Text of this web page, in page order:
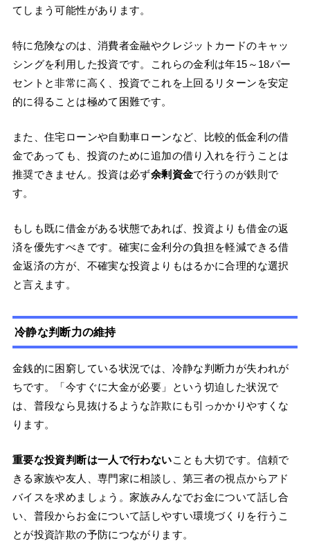
てしまう可能性があります。
特に危険なのは、消費者金融やクレジットカードのキャッ
シングを利用した投資です。これらの金利は年15～18パー
セントと非常に高く、投資でこれを上回るリターンを安定
的に得ることは極めて困難です。
また、住宅ローンや自動車ローンなど、比較的低金利の借
金であっても、投資のために追加の借り入れを行うことは
推奨できません。投資は必ず余剰資金で行うのが鉄則で
す。
もしも既に借金がある状態であれば、投資よりも借金の返
済を優先すべきです。確実に金利分の負担を軽減できる借
金返済の方が、不確実な投資よりもはるかに合理的な選択
と言えます。
冷静な判断力の維持
金銭的に困窮している状況では、冷静な判断力が失われが
ちです。「今すぐに大金が必要」という切迫した状況で
は、普段なら見抜けるような詐欺にも引っかかりやすくな
ります。
重要な投資判断は一人で行わないことも大切です。信頼で
きる家族や友人、専門家に相談し、第三者の視点からアド
バイスを求めましょう。家族みんなでお金について話し合
い、普段からお金について話しやすい環境づくりを行うこ
とが投資詐欺の予防につながります。